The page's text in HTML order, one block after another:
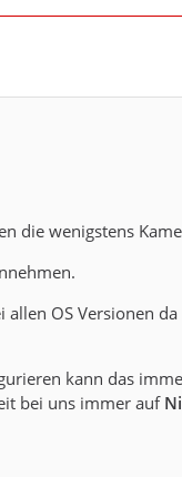
die wenigstens
OS Versionen
kann das
bei uns immer auf